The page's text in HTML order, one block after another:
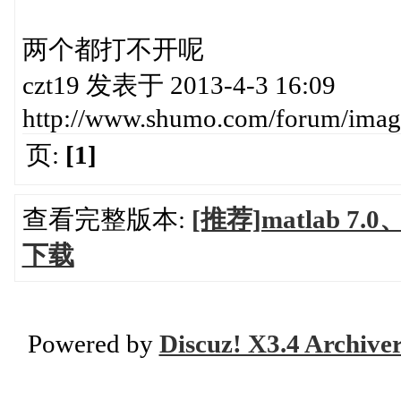
两个都打不开呢
czt19 发表于 2013-4-3 16:09
http://www.shumo.com/forum/
页: [1]
查看完整版本: [推荐]matlab 7.0
下载
Powered by Discuz! X3.4